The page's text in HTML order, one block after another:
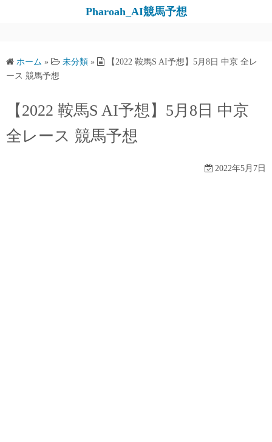
ッ
Pharoah_AI競馬予想
ホーム » 未分類 »
【2022 鞍馬S AI予想】5月8日 中京 全レ
ース 競馬予想
【2022 鞍馬S AI予想】5月8日 中京
全レース 競馬予想
2022年5月7日